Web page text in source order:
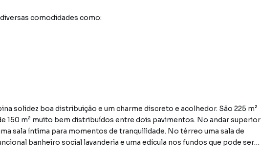
comodidades como:
solidez boa distribuição e um charme discreto e acolhedor. São 225 m²
150 m² muito bem distribuídos entre dois pavimentos. No andar superior
sala íntima para momentos de tranquilidade. No térreo uma sala de
banheiro social lavanderia e uma edícula nos fundos que pode ser